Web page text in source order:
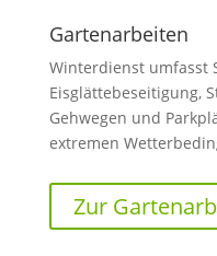
Gartenarbeiten
Winterdienst umfasst
Eisglättebeseitigung,
Gehwegen und
extremen
Zur